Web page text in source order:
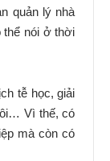
quản lý nhà
thể nói ở thời
tễ học, giải
Vì thế, có
mà còn có